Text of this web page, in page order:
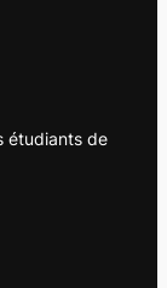
étudiants de